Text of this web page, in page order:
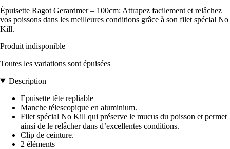
Épuisette Ragot Gerardmer – 100cm: Attrapez facilement et relâchez
vos poissons dans les meilleures conditions grâce à son filet spécial No
Kill.
Produit indisponible
Toutes les variations sont épuisées
Description
Epuisette tête repliable
Manche télescopique en aluminium.
Filet spécial No Kill qui préserve le mucus du poisson et permet
ainsi de le relâcher dans d’excellentes conditions.
Clip de ceinture.
2 éléments